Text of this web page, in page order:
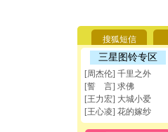
搜狐短信
三星图铃专区
[周杰伦] 千里之外
[誓 言] 求佛
[王力宏] 大城小爱
[王心凌] 花的嫁纱